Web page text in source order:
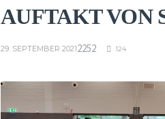
AUFTAKT VON
29. SEPTEMBER 20212252 124